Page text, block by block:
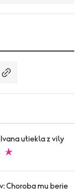
utiekla z vily
Choroba mu berie